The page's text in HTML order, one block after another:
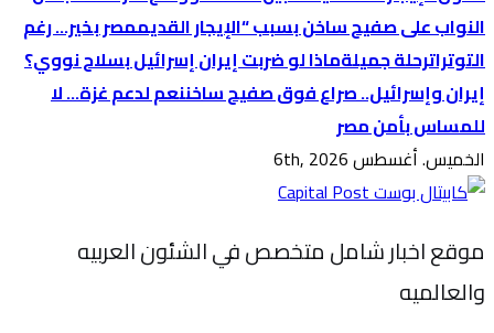
النواب على صفيح ساخن بسبب “الإيجار القديممصر بخير… رغم
التوتراترحلة جميلةماذا لو ضربت إيران إسرائيل بسلاح نووي؟
إيران وإسرائيل.. صراع فوق صفيح ساخننعم لدعم غزة… لا
للمساس بأمن مصر
الخميس. أغسطس 6th, 2026
موقع اخبار شامل متخصص في الشئون العربيه
والعالميه